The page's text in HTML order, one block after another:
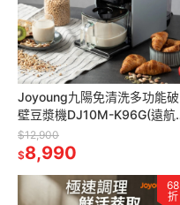
Joyoung九陽免清洗多功能破
壁豆漿機DJ10M-K96G(遠航
灰)
$12,900
$8,990
68
折